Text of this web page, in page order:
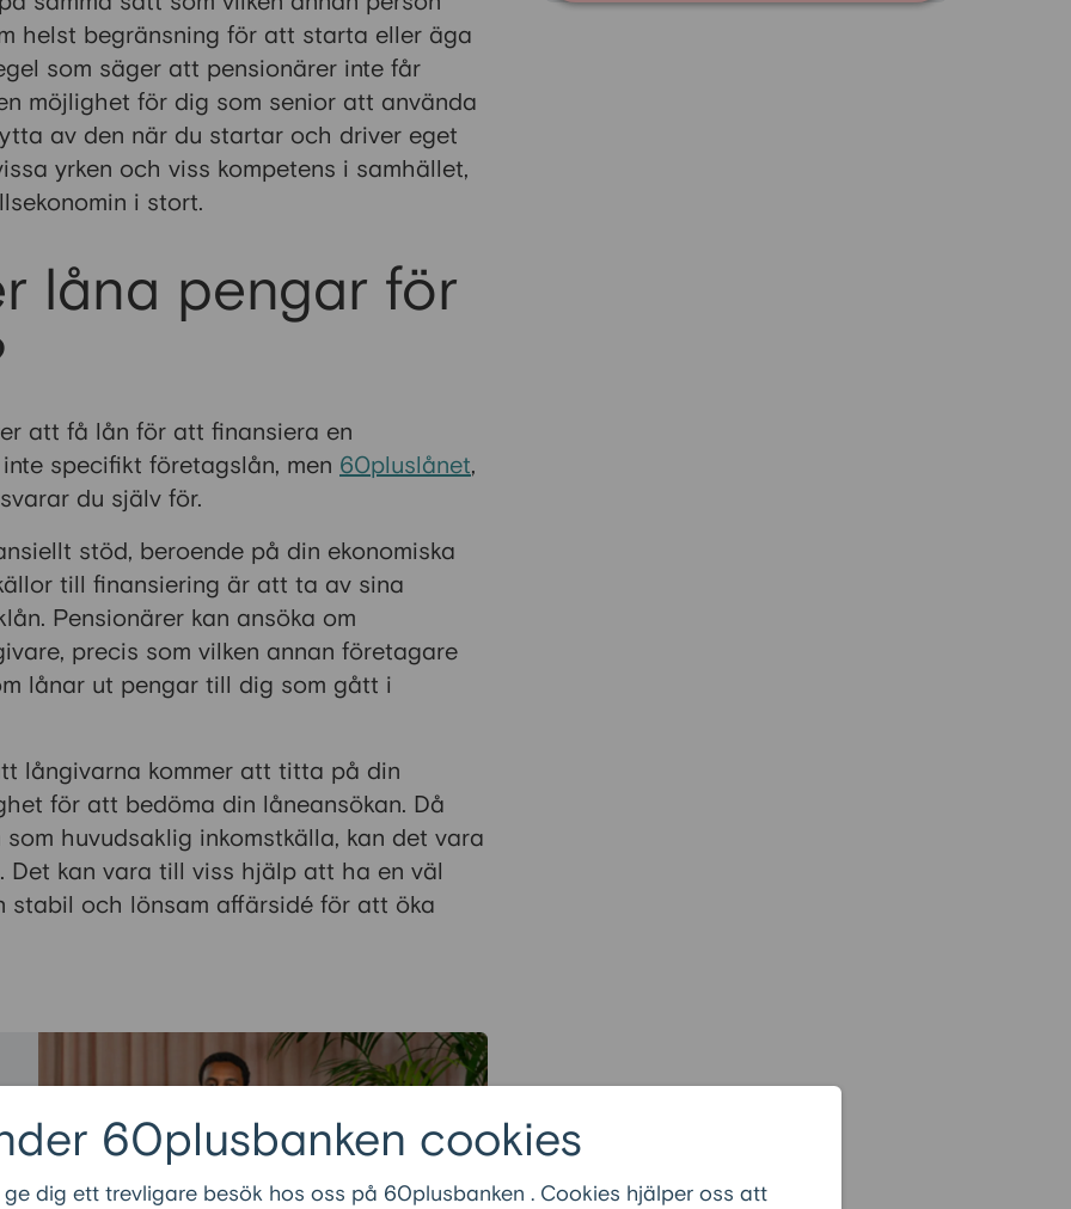
60plusbanken cookies
dig ett trevligare besök hos oss på 60plusbanken . Cookies hjälper oss att
helst begränsning för att starta eller äga
som säger att pensionärer inte får
möjlighet för dig som senior att använda
av den när du startar och driver eget
yrken och viss kompetens i samhället,
i stort.
låna pengar för
att få lån för att finansiera en
specifikt företagslån, men 60pluslånet,
du själv för.
stöd, beroende på din ekonomiska
till finansiering är att ta av sina
Pensionärer kan ansöka om
precis som vilken annan företagare
lånar ut pengar till dig som gått i
långivarna kommer att titta på din
för att bedöma din låneansökan. Då
huvudsaklig inkomstkälla, kan det vara
kan vara till viss hjälp att ha en väl
stabil och lönsam affärsidé för att öka